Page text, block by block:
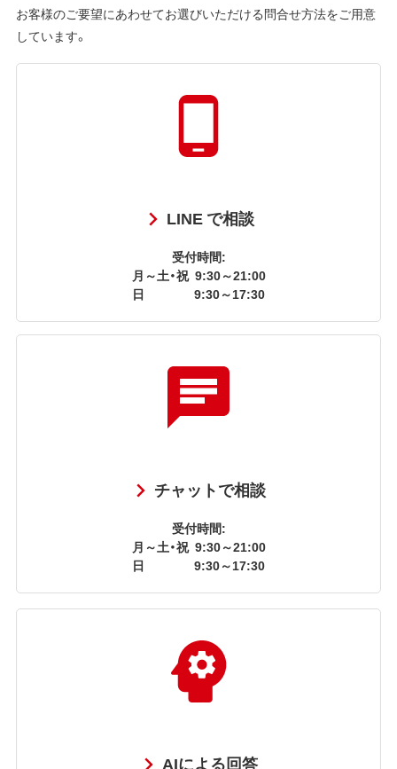
お客様のご要望にあわせてお選びいただける問合せ方法をご用意
しています。
LINE で相談
受付時間:
月～土・祝 9:30～21:00
日
9:30～17:30
チャットで相談
受付時間:
月～土・祝 9:30～21:00
日
9:30～17:30
AIによる回答